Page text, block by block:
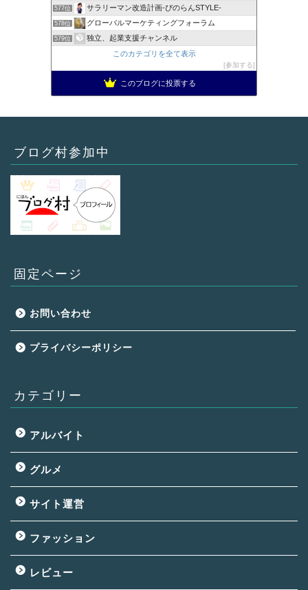
577位 サラリーマン改造計画-ぴのらんSTYLE-
578位 グローバルマーケティングフォーラム
579位
独立、起業支援チャンネル
このカテゴリを全て表示
参加する
このブログに投票する
ブログ村参加中
固定ページ
お問い合わせ
プライバシーポリシー
カテゴリー
アルバイト
グルメ
サイト運営
ファッション
レビュー